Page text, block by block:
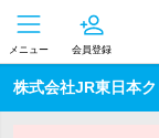
メニュー 会員登録
株式会社JR東日本